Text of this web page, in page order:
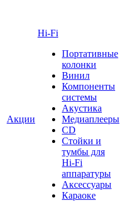
Акции
Hi-Fi
Портативные
колонки
Винил
Компоненты
системы
Акустика
Медиаплееры
CD
Стойки и
тумбы для
Hi-Fi
аппаратуры
Аксессуары
Караоке